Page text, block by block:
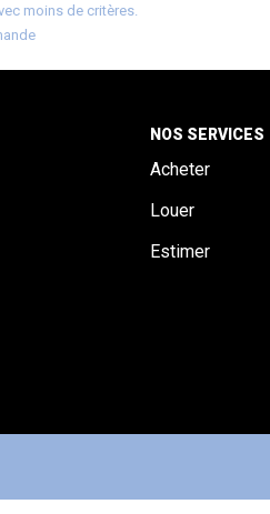
moins de critères.
NOS SERVICES
Acheter
Louer
Estimer